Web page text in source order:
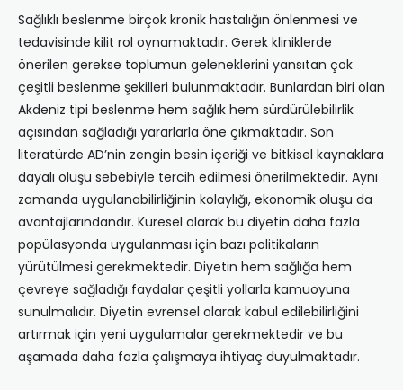
Sağlıklı beslenme birçok kronik hastalığın önlenmesi ve
tedavisinde kilit rol oynamaktadır. Gerek kliniklerde
önerilen gerekse toplumun geleneklerini yansıtan çok
çeşitli beslenme şekilleri bulunmaktadır. Bunlardan biri olan
Akdeniz tipi beslenme hem sağlık hem sürdürülebilirlik
açısından sağladığı yararlarla öne çıkmaktadır. Son
literatürde AD’nin zengin besin içeriği ve bitkisel kaynaklara
dayalı oluşu sebebiyle tercih edilmesi önerilmektedir. Aynı
zamanda uygulanabilirliğinin kolaylığı, ekonomik oluşu da
avantajlarındandır. Küresel olarak bu diyetin daha fazla
popülasyonda uygulanması için bazı politikaların
yürütülmesi gerekmektedir. Diyetin hem sağlığa hem
çevreye sağladığı faydalar çeşitli yollarla kamuoyuna
sunulmalıdır. Diyetin evrensel olarak kabul edilebilirliğini
artırmak için yeni uygulamalar gerekmektedir ve bu
aşamada daha fazla çalışmaya ihtiyaç duyulmaktadır.